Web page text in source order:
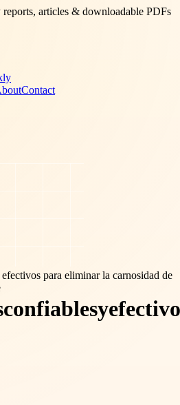
reports, articles & downloadable PDFs
Contact
confiablesy